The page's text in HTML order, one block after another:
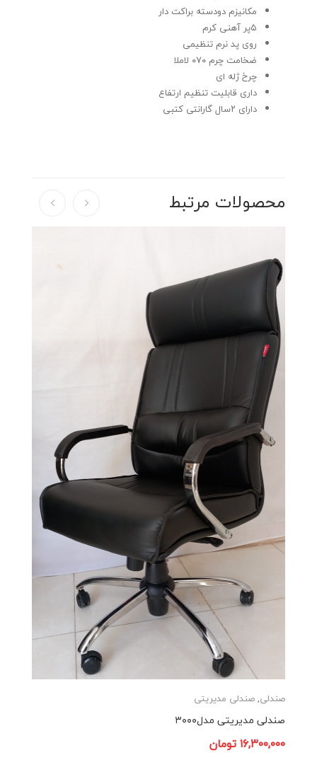
مکانیزم دودسته براکت دار
۵پر آهنی کرم
روی پد نرم تنظیمی
ضخامت چرم ۰۷۰ لاملا
چرخ ژله ای
داری قابلیت تنظیم ارتفاع
دارای ۲سال گارانتی کتبی
محصولات مرتبط
صندلی,صندلی مدیریتی
صندلی مدیریتی مدل۳۰۰۰
۱۶,۳۰۰,۰۰۰تومان